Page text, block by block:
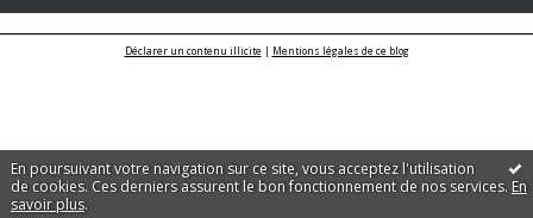
En poursuivant votre navigation sur ce site, vous acceptez l'utilisation
de cookies. Ces derniers assurent le bon fonctionnement de nos services. En
savoir plus.
Déclarer un contenu illicite| Mentions légales de ce blog